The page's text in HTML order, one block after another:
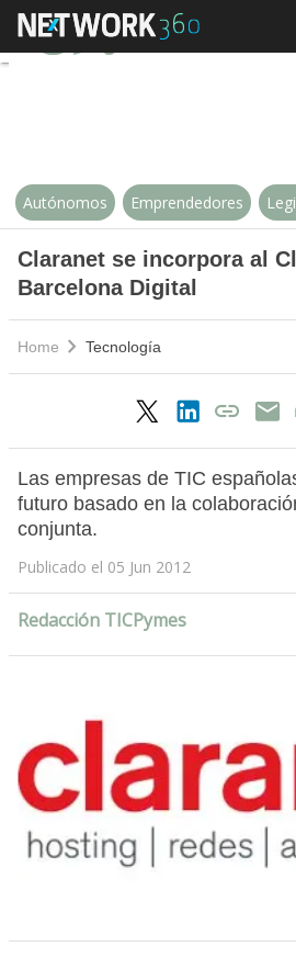
Claranet
Autónomos Emprendedores
Claranet se incorpora al
Barcelona Digital
Home Tecnología
Las empresas de TIC
futuro basado en la
conjunta.
Publicado el 05 Jun 2012
Redacción TICPymes